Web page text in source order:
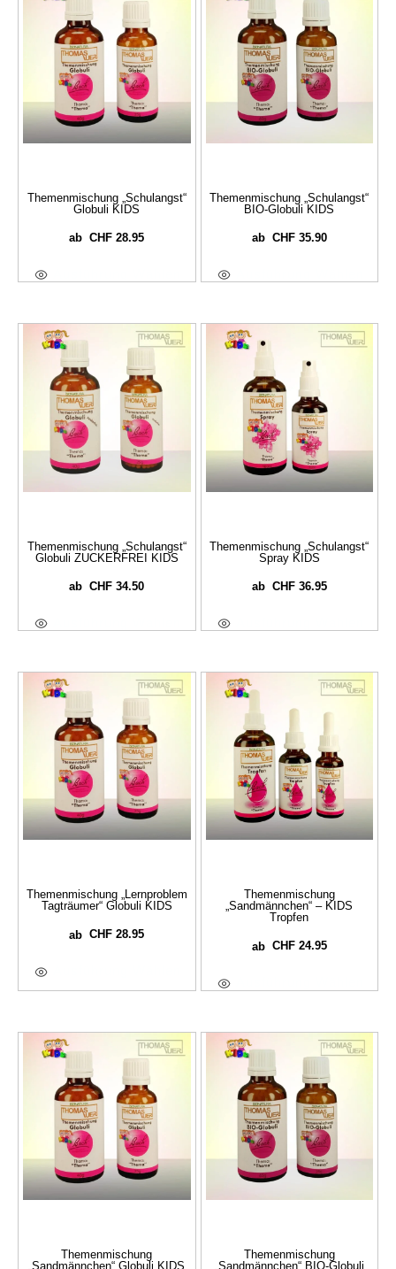
Themenmischung „Schulangst“
Globuli KIDS
abCHF 28.95
Themenmischung „Schulangst“
BIO-Globuli KIDS
ab CHF35.90
Themenmischung „Schulangst“
Globuli ZUCKERFREI KIDS
abCHF 34.50
Themenmischung „Schulangst“
Spray KIDS
ab CHF36.95
Themenmischung „Lernproblem
Tagträumer“ Globuli KIDS
abCHF 28.95
Themenmischung
„Sandmännchen“ – KIDS
Tropfen
ab CHF24.95
Themenmischung
„Sandmännchen“ Globuli KIDS
Themenmischung
„Sandmännchen“ BIO-Globuli